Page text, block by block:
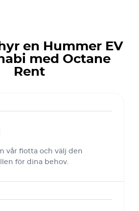
en Hummer EV
med Octane
Rent
vår flotta och välj den
för dina behov.